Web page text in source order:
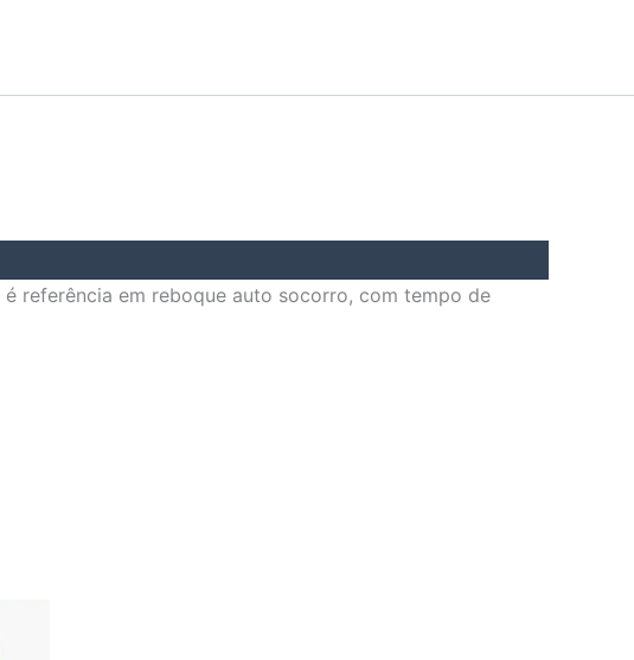
é referência em reboque auto socorro, com tempo de